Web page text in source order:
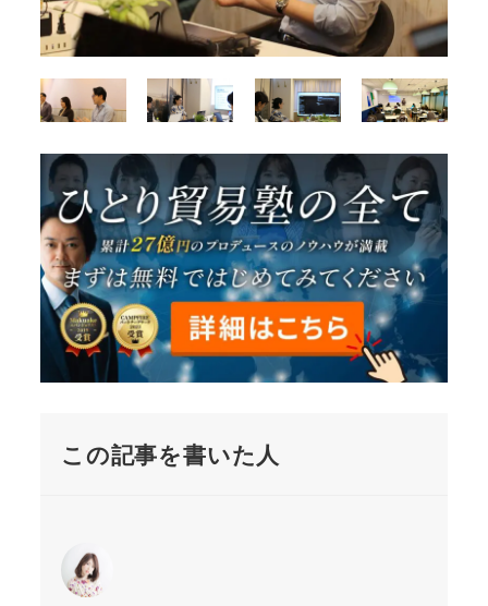
この記事を書いた人